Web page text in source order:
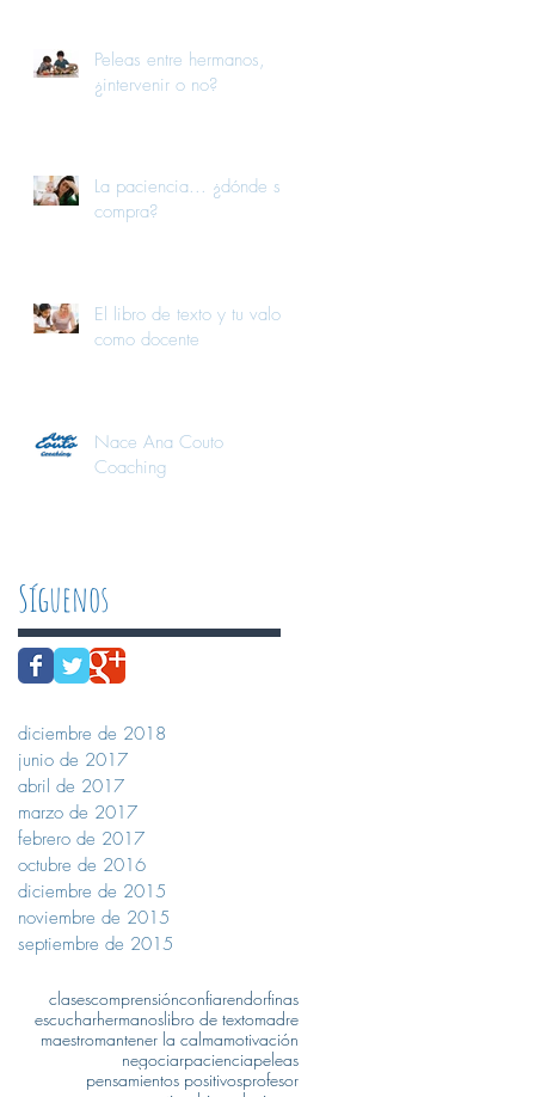
Peleas entre hermanos,
¿intervenir o no?
La paciencia... ¿dónde se
compra?
El libro de texto y tu valor
como docente
Nace Ana Couto
Coaching
Síguenos
diciembre de 2018
junio de 2017
abril de 2017
marzo de 2017
febrero de 2017
octubre de 2016
diciembre de 2015
noviembre de 2015
septiembre de 2015
clasescomprensiónconfiarendorfinas
escucharhermanoslibro de textomadre
maestromantener la calmamotivación
negociarpacienciapeleas
pensamientos positivosprofesor